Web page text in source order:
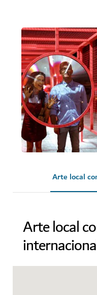
Arte local
Arte local